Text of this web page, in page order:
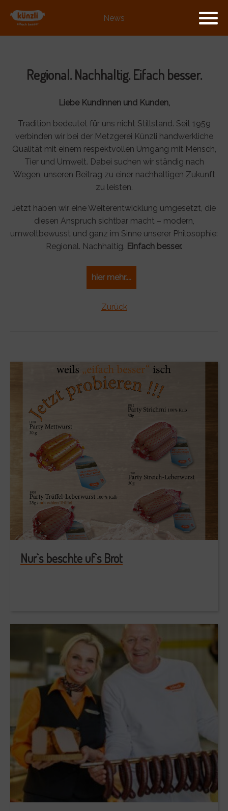
News
Regional. Nachhaltig. Eifach besser.
Liebe Kundinnen und Kunden,
Tradition bedeutet für uns nicht Stillstand. Seit 1959
verbinden wir bei der Metzgerei Künzli handwerkliche
Qualität mit einem respektvollen Umgang mit Mensch,
Tier und Umwelt. Dabei suchen wir ständig nach
Wegen, unseren Beitrag zu einer nachhaltigen Zukunft
zu leisten.
Jetzt haben wir eine Weiterentwicklung umgesetzt, die
diesen Anspruch sichtbar macht – modern,
umweltbewusst und ganz im Sinne unserer Philosophie:
Regional. Nachhaltig. Einfach besser.
hier mehr....
Zurück
Nur`s beschte uf`s Brot